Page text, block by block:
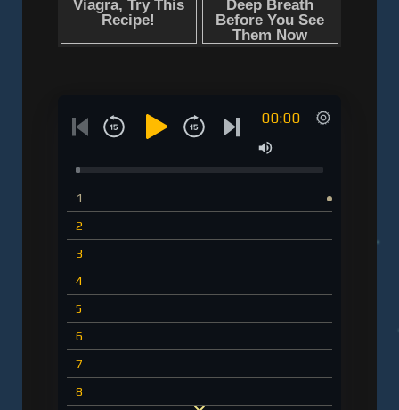
00:00
1
2
3
4
5
6
7
8